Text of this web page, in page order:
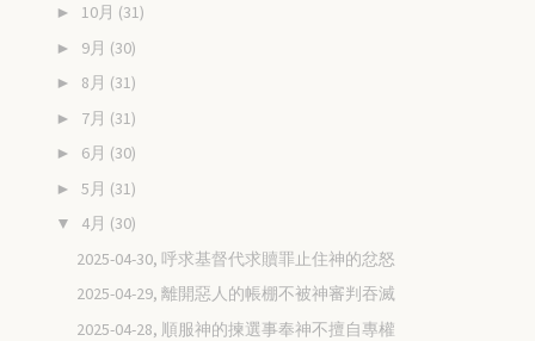
► 10月 (31)
► 9月 (30)
► 8月 (31)
► 7月 (31)
► 6月 (30)
► 5月 (31)
▼ 4月 (30)
2025-04-30, 呼求基督代求贖罪止住神的忿怒
2025-04-29, 離開惡人的帳棚不被神審判吞滅
2025-04-28, 順服神的揀選事奉神不擅自專權